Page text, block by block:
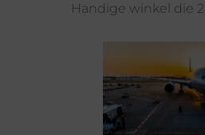
Handige winkel die